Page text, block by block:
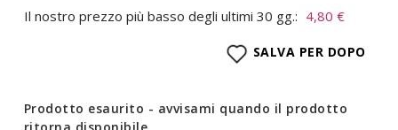
Il nostro prezzo più basso degli ultimi 30 gg.: 4,80 €
SALVA PER DOPO
Prodotto esaurito - avvisami quando il prodotto
ritorna disponibile